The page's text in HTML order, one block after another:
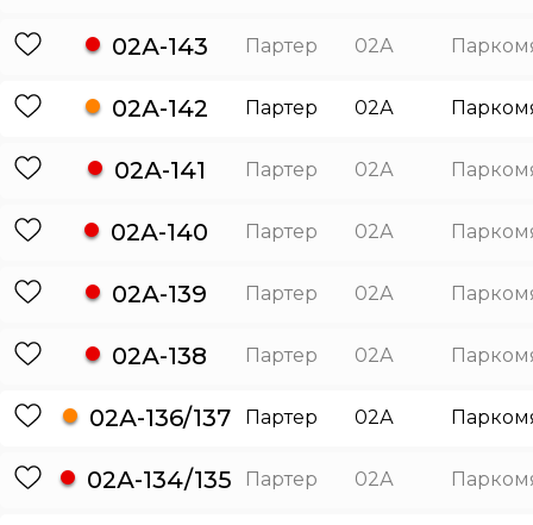
02А-143 Партер 02А
02А-142 Партер 02А
02А-141 Партер 02А
02А-140 Партер 02А
02А-139 Партер 02А
02А-138 Партер 02А
02А-136/137 Партер 02А
02А-134/135 Партер 02А